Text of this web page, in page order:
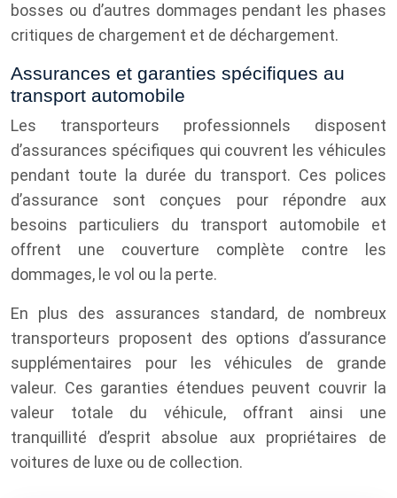
bosses ou d’autres dommages pendant les phases
critiques de chargement et de déchargement.
Assurances et garanties spécifiques au
transport automobile
Les transporteurs professionnels disposent
d’assurances spécifiques qui couvrent les véhicules
pendant toute la durée du transport. Ces polices
d’assurance sont conçues pour répondre aux
besoins particuliers du transport automobile et
offrent une couverture complète contre les
dommages, le vol ou la perte.
En plus des assurances standard, de nombreux
transporteurs proposent des options d’assurance
supplémentaires pour les véhicules de grande
valeur. Ces garanties étendues peuvent couvrir la
valeur totale du véhicule, offrant ainsi une
tranquillité d’esprit absolue aux propriétaires de
voitures de luxe ou de collection.